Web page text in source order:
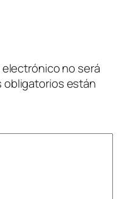
no será
obligatorios están